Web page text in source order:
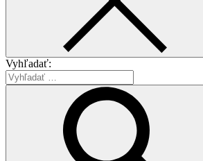
Vyhľadať: